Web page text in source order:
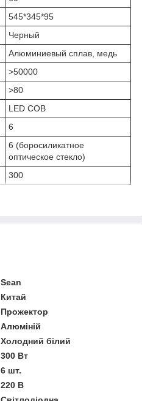
545*345*95
Черный
Алюминиевый сплав, медь
>50000
>80
LED COB
6
6 (боросиликатное
оптическое стекло)
300
Sean
Китай
Прожектор
Алюміній
Холодний білий
300 Вт
6 шт.
220 В